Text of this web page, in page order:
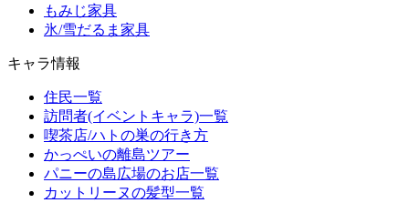
もみじ家具
氷/雪だるま家具
キャラ情報
住民一覧
訪問者(イベントキャラ)一覧
喫茶店/ハトの巣の行き方
かっぺいの離島ツアー
パニーの島広場のお店一覧
カットリーヌの髪型一覧